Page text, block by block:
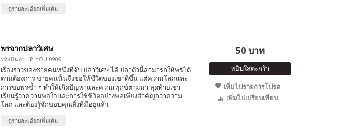
ดูรายละเอียดเพิ่มเติม
พรจากปลาวิเศษ
รหัสสินค้า : P-YOU-0909
เรื่องราวของชายคนหนึ่งที่จับ ปลาวิเศษ ได้ ปลาตัวนี้สามารถให้พรได้
ตามต้องการ ชายคนนั้นจึงขอให้ชีวิตของเขาดีขึ้น แต่ความโลภและ
การขอพรซ้ำ ๆ ทำให้เกิดปัญหาและความทุกข์ตามมา สุดท้ายเขา
เรียนรู้ว่าความพอใจและการใช้ชีวิตอย่างพอเพียงสำคัญกว่าความ
โลภ และต้องรู้จักขอบคุณสิ่งที่มีอยู่แล้ว
ดูรายละเอียดเพิ่มเติม
50 บาท
หยิบใส่ตะกร้า
เพิ่มไปรายการโปรด
เพิ่มไปเปรียบเทียบ